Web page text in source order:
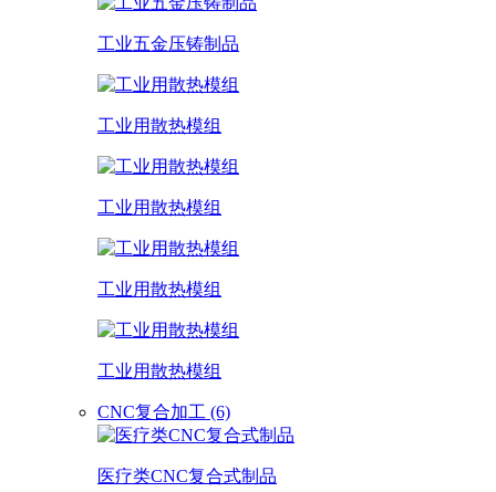
工业五金压铸制品
工业用散热模组
工业用散热模组
工业用散热模组
工业用散热模组
CNC复合加工 (6)
医疗类CNC复合式制品